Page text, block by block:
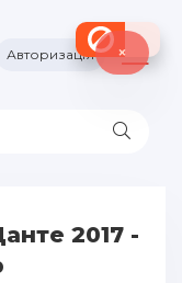
Авторизація
2017 -
×